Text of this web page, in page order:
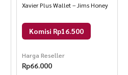
Xavier Plus Wallet – Jims Honey
Komisi Rp16.500
Harga Reseller
Rp66.000